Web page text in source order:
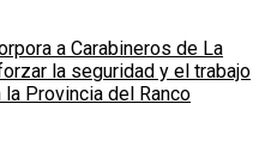
a Carabineros de La
la seguridad y el trabajo
Provincia del Ranco